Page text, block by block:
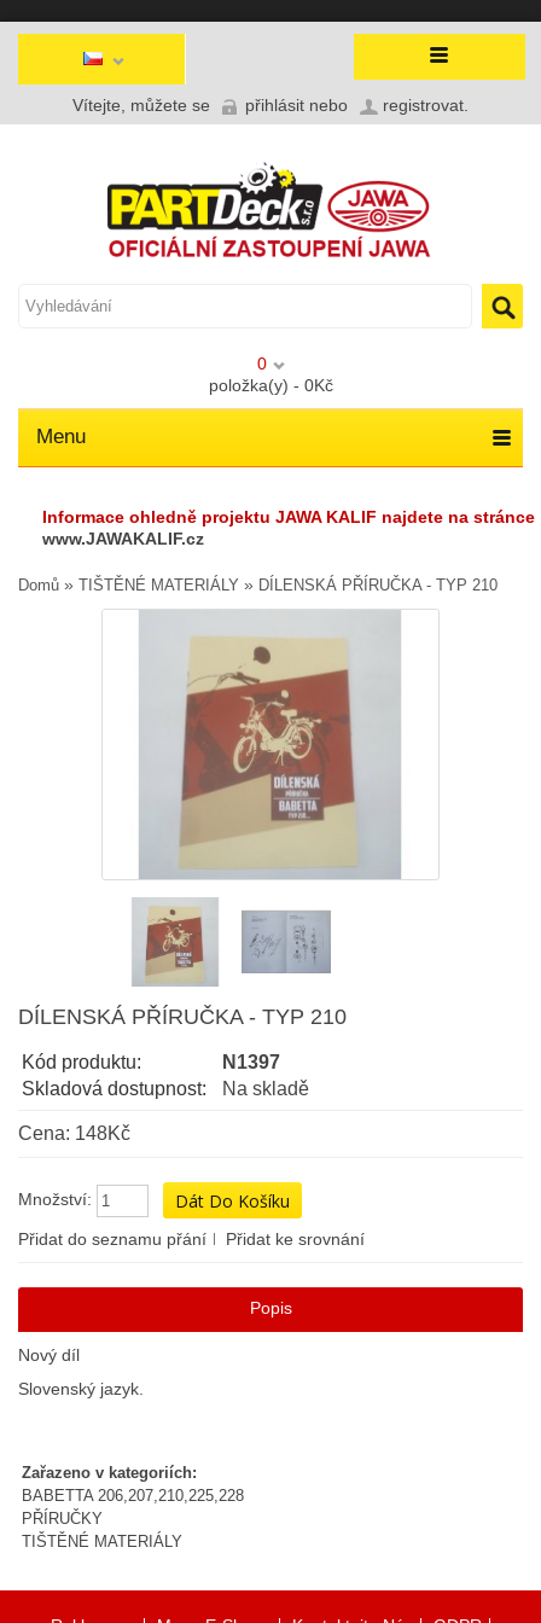
Vítejte, můžete se přihlásit nebo registrovat
0
položka(y) - 0Kč
Menu
Informace ohledně projektu JAWA KALIF najdete na stránce
www.JAWAKALIF.cz
Domů » TIŠTĚNÉ MATERIÁLY » DÍLENSKÁ PŘÍRUČKA - TYP 210
DÍLENSKÁ PŘÍRUČKA - TYP 210
Kód produktu:
N1397
Skladová dostupnost:
Na skladě
Cena: 148Kč
Množství:
Přidat do seznamu přání Přidat ke srovnání
Popis
Nový díl
Slovenský jazyk.
Zařazeno v kategoriích:
BABETTA 206,207,210,225,228
PŘÍRUČKY
TIŠTĚNÉ MATERIÁLY